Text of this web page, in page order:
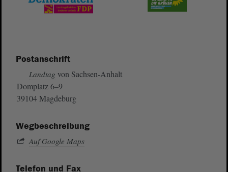
Postanschrift
Landtag von Sachsen-Anhalt
Domplatz 6–9
39104 Magdeburg
Wegbeschreibung
Auf Google Maps
Telefon und Fax